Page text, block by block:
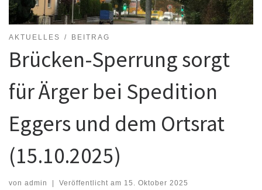
AKTUELLES BEITRAG
Brücken-Sperrung sorgt
für Ärger bei Spedition
Eggers und dem Ortsrat
(15.10.2025)
von admin Veröffentlicht am 15. Oktober 2025